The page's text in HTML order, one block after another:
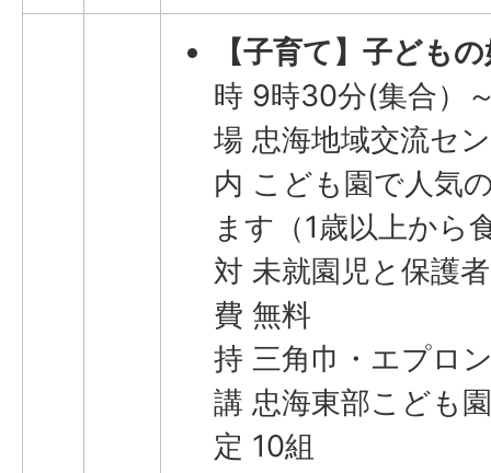
【子育て】子ども
時 9時30分(集合）
場 忠海地域交流セ
内 こども園で人気
ます（1歳以上から
対 未就園児と保護者
費 無料
持 三角巾・エプロ
講 忠海東部こども
定 10組